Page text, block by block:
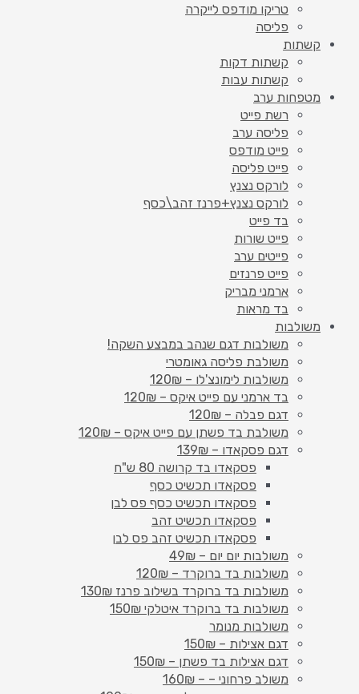
טריקו מודפס לייקרה
פליסה
קשתות
קשתות דקות
קשתות עבות
מטפחות ערב
רשת פייט
פליסה ערב
פייט מודפס
פייט פליסה
לורקס נצנץ
לורקס נצנץ+פרנז זהב\כסף
בד פייט
פייט שורות
פייטים ערב
פייט פרנזים
ארמני מבריק
בד מראות
משולבות
משולבות דגם שנהב במבצע השקה!
משולבת פליסה גאומטרי
משולבות לימונצ'לו – 120₪
בד ארמני עם פייט איקס – 120₪
דגם פבלה – 120₪
משולבת בד פשתן עם פייט איקס – 120₪
דגם פסקאדו – 139₪
פסקאדו בד קרושה 80 ש"ח
פסקאדו תכשיט כסף
פסקאדו תכשיט כסף פס לבן
פסקאדו תכשיט זהב
פסקאדו תכשיט זהב פס לבן
משולבות יום יום – 49₪
משולבות בד ברוקרד – 120₪
משולבות בד ברוקרד בשילוב פרנז 130₪
משולבות בד ברוקרד איטלקי 150₪
משולבות מנומר
דגם אצילות – 150₪
דגם אצילות בד פשתן – 150₪
משולב פרחוני – – 160₪